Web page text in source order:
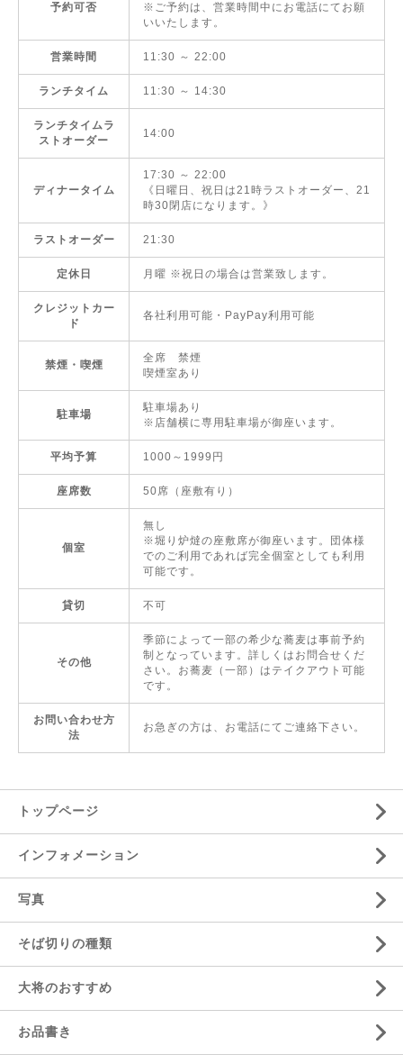
予約可否
※ご予約は、営業時間中にお電話にてお願
いいたします。
営業時間 11:30 ～ 22:00
ランチタイム 11:30 ～ 14:30
ランチタイムラ
ストオーダー
14:00
ディナータイム
17:30 ～ 22:00
《日曜日、祝日は21時ラストオーダー、21
時30閉店になります。》
ラストオーダー 21:30
定休日 月曜 ※祝日の場合は営業致します。
クレジットカー
ド
各社利用可能・PayPay利用可能
禁煙・喫煙
全席 禁煙
喫煙室あり
駐車場
駐車場あり
※店舗横に専用駐車場が御座います。
平均予算 1000～1999円
座席数 50席（座敷有り）
個室
無し
※堀り炉燵の座敷席が御座います。団体様
でのご利用であれば完全個室としても利用
可能です。
貸切 不可
その他
季節によって一部の希少な蕎麦は事前予約
制となっています。詳しくはお問合せくだ
さい。お蕎麦（一部）はテイクアウト可能
です。
お問い合わせ方
法
お急ぎの方は、お電話にてご連絡下さい。
トップページ
インフォメーション
写真
そば切りの種類
大将のおすすめ
お品書き